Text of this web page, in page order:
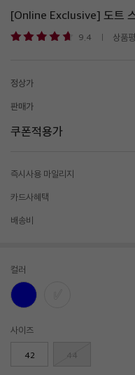
[Online Exclusive] 도트
9.4 상품평
정상가
판매가
쿠폰적용가
즉시사용 마일리지
카드사혜택
배송비
컬러
사이즈
42 44